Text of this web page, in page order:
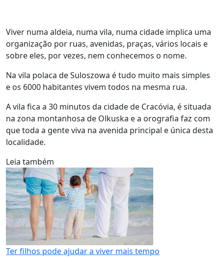
Viver numa aldeia, numa vila, numa cidade implica uma
organização por ruas, avenidas, praças, vários locais e
sobre eles, por vezes, nem conhecemos o nome.
Na vila polaca de Suloszowa é tudo muito mais simples
e os 6000 habitantes vivem todos na mesma rua.
A vila fica a 30 minutos da cidade de Cracóvia, é situada
na zona montanhosa de Olkuska e a orografia faz com
que toda a gente viva na avenida principal e única desta
localidade.
Leia também
Ter filhos pode ajudar a viver mais tempo